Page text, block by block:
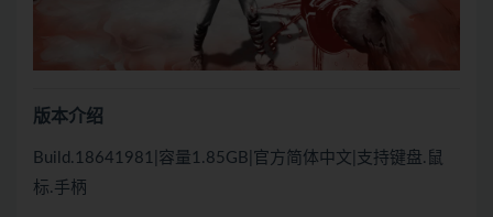
版本介绍
Build.18641981|容量1.85GB|官方简体中文|支持键盘.鼠
标.手柄